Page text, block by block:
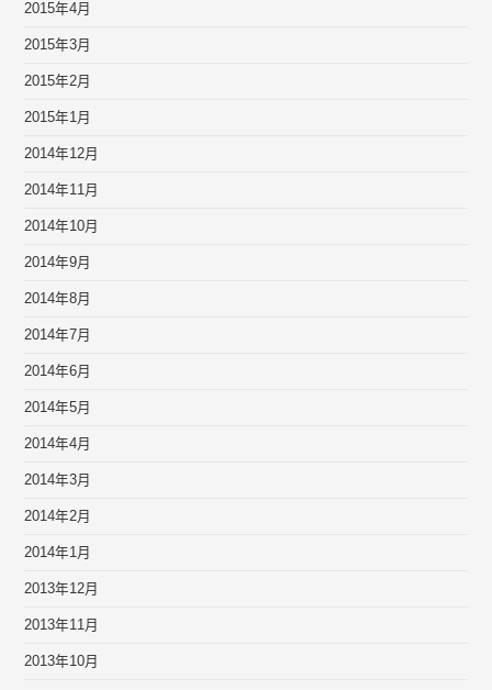
2015年4月
2015年3月
2015年2月
2015年1月
2014年12月
2014年11月
2014年10月
2014年9月
2014年8月
2014年7月
2014年6月
2014年5月
2014年4月
2014年3月
2014年2月
2014年1月
2013年12月
2013年11月
2013年10月